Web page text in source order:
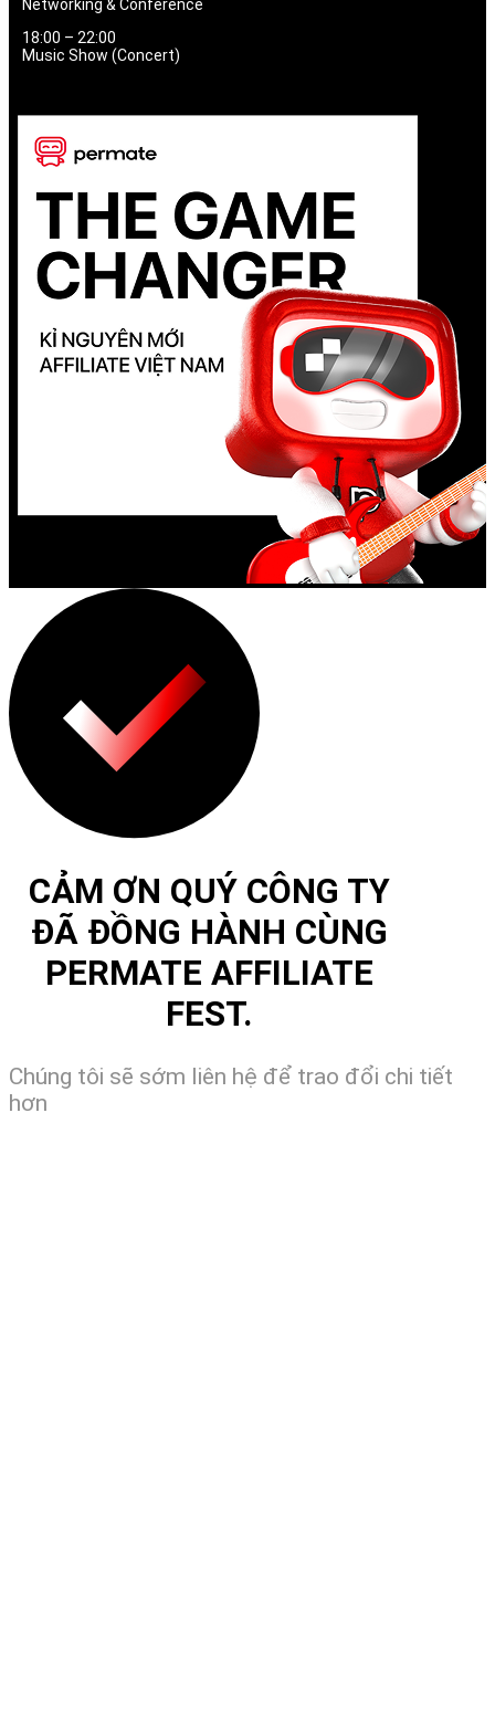
Networking & Conference
18:00 – 22:00
Music Show (Concert)
CẢM ƠN QUÝ CÔNG TY
ĐÃ ĐỒNG HÀNH CÙNG
PERMATE AFFILIATE
FEST.
Chúng tôi sẽ sớm liên hệ để trao đổi chi tiết
hơn